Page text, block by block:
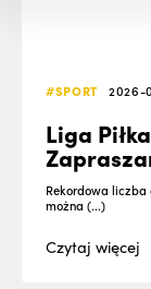
#SPORT 2026-
Liga
Rekordowa
można (...)
Czytajwięcej